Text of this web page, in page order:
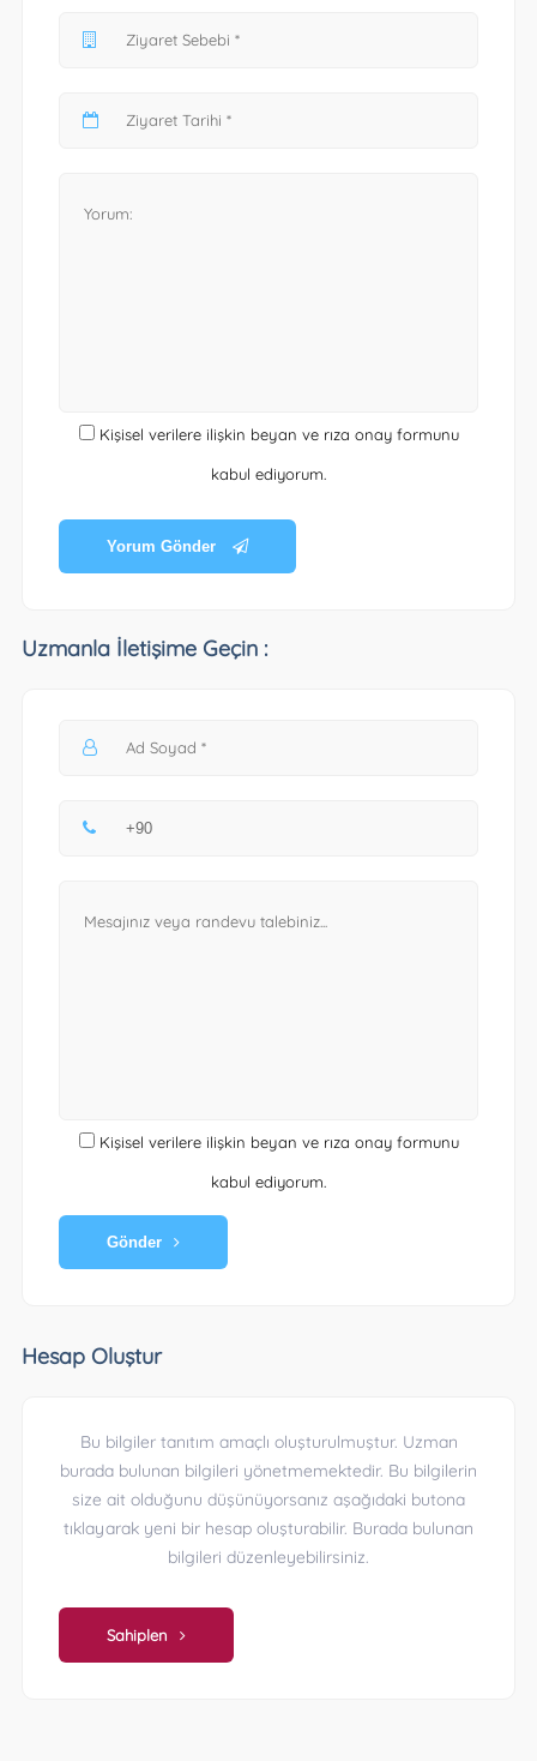
Kişisel verilere ilişkin beyan ve rıza onay formunu
kabul ediyorum.
Yorum Gönder
Uzmanla İletişime Geçin :
Kişisel verilere ilişkin beyan ve rıza onay formunu
kabul ediyorum.
Gönder
Hesap Oluştur
Bu bilgiler tanıtım amaçlı oluşturulmuştur. Uzman
burada bulunan bilgileri yönetmemektedir. Bu bilgilerin
size ait olduğunu düşünüyorsanız aşağıdaki butona
tıklayarak yeni bir hesap oluşturabilir. Burada bulunan
bilgileri düzenleyebilirsiniz.
Sahiplen